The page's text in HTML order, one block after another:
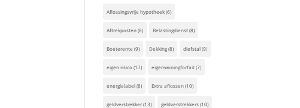
Aflossingsvrije hypotheek(6)
Aftrekposten(8) Belastingdienst(8)
Boeterente (9) Dekking(8) diefstal(9)
eigen risico(17) eigenwoningforfait(7)
energielabel(8) Extra aflossen(10)
geldverstrekker(13) geldverstrekkers(10)